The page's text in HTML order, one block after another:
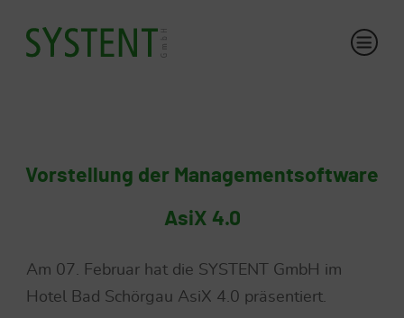
Vorstellung der Managementsoftware
AsiX 4.0
Am 07. Februar hat die SYSTENT GmbH im
Hotel Bad Schörgau AsiX 4.0 präsentiert.